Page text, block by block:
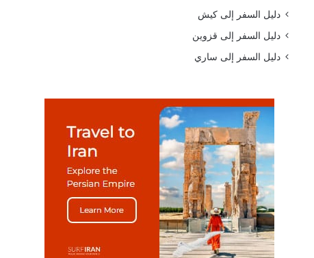
دليل السفر إلى كيش
دليل السفر إلى قزوين
دليل السفر إلى ساري